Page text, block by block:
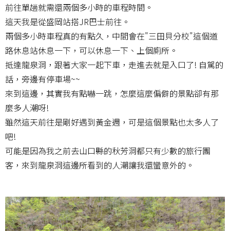
前往單趟就需還兩個多小時的車程時間。
這天我是從盛岡站搭JR巴士前往。
兩個多小時車程真的有點久，中間會在"三田貝分校"這個道
路休息站休息一下，可以休息一下、上個廁所。
抵達龍泉洞，跟著大家一起下車，走進去就是入口了! 自駕的
話，旁邊有停車場~~
來到這邊，其實我有點嚇一跳，怎麼這麼偏僻的景點卻有那
麼多人潮呀!
雖然這天前往是剛好遇到黃金週，可是這個景點也太多人了
吧!
可能是因為我之前去山口縣的秋芳洞都只有少數的旅行團
客，來到龍泉洞這邊所看到的人潮讓我還蠻意外的。